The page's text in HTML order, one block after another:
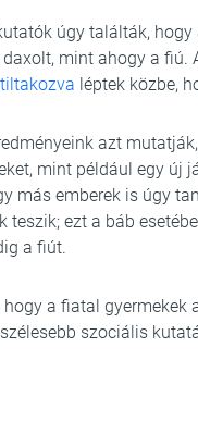
úgy találták,
mint ahogy a fiú.
tiltakozva léptek közbe,
azt
mint például egy új
más emberek is úgy
teszik; ezt a báb
a fiút.
a fiatal gyermekek
szociális